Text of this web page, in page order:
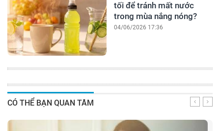
tối để tránh mất nước
trong mùa nắng nóng?
04/06/2026 17:36
CÓ THỂ BẠN QUAN TÂM